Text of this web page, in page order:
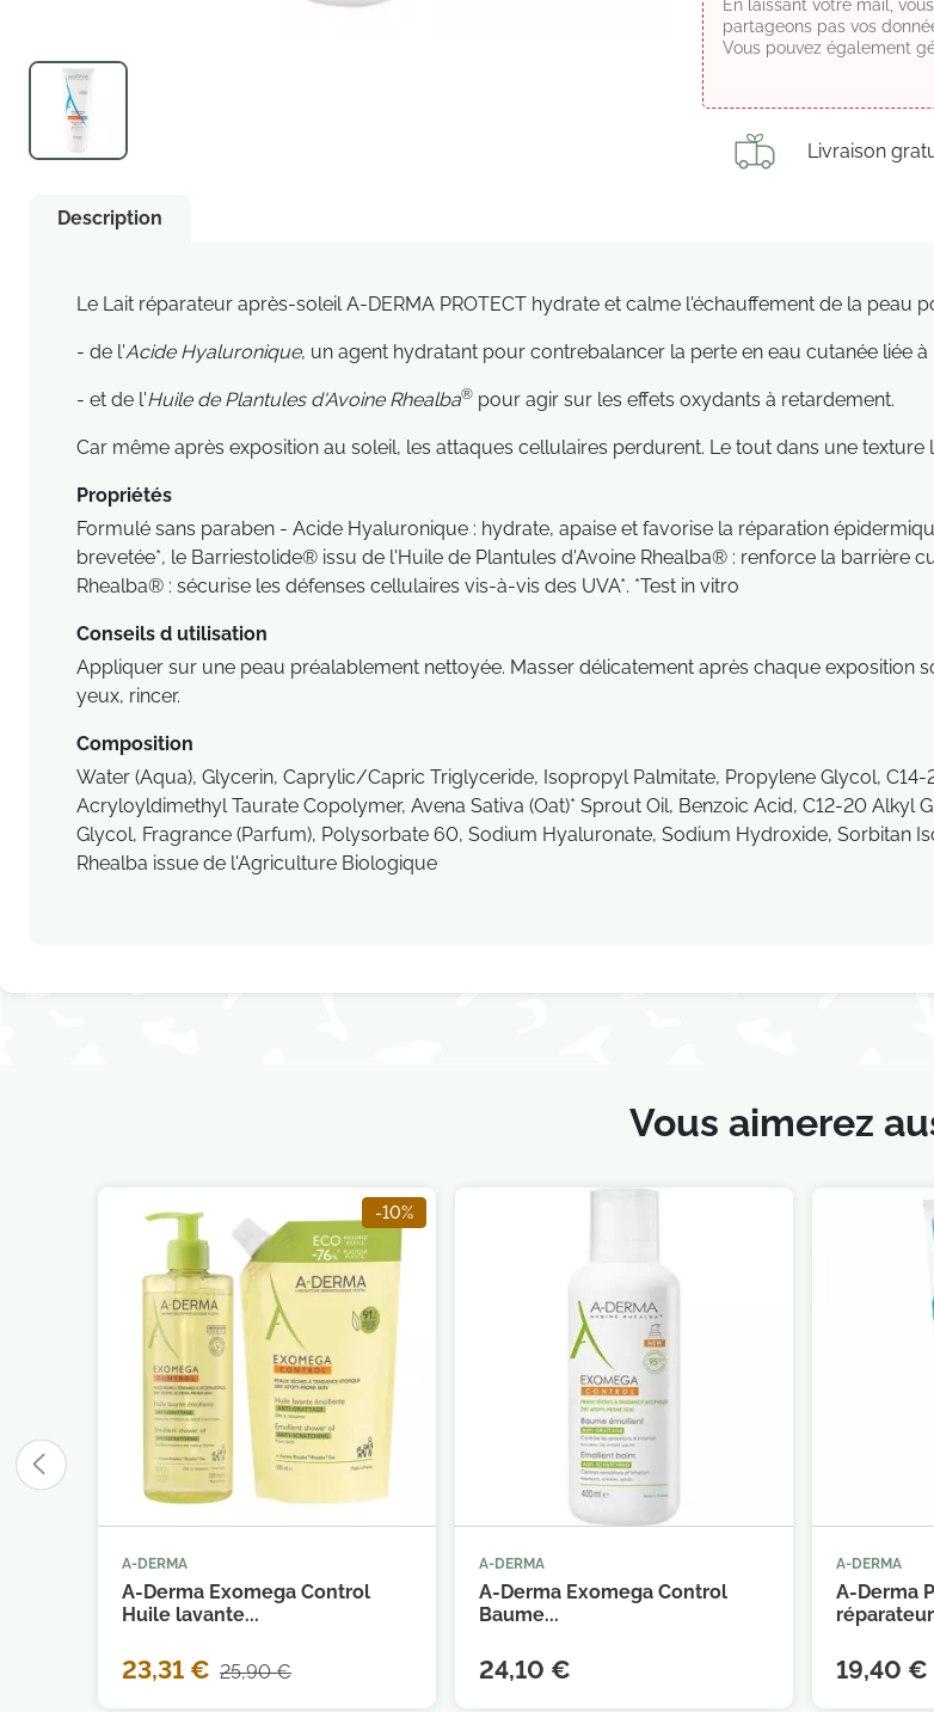
En laissant votre mail,
partageons pas vos
Vous pouvez également
Livraison
Description
Le Lait réparateur après-soleil A-DERMA PROTECT hydrate et calme l'échauffement de la peau
- de l'Acide Hyaluronique, un agent hydratant pour contrebalancer la perte en eau cutanée liée à
- et de l'Huile de Plantules d'Avoine Rhealba® pour agir sur les effets oxydants à retardement.
Car même après exposition au soleil, les attaques cellulaires perdurent. Le tout dans une
Propriétés
Formulé sans paraben - Acide Hyaluronique : hydrate, apaise et favorise la réparation
brevetée*, le Barriestolide® issu de l'Huile de Plantules d'Avoine Rhealba® : renforce la barrière
Rhealba® : sécurise les défenses cellulaires vis-à-vis des UVA*. *Test in vitro
Conseils d utilisation
Appliquer sur une peau préalablement nettoyée. Masser délicatement après chaque exposition
yeux, rincer.
Composition
Water (Aqua), Glycerin, Caprylic/Capric Triglyceride, Isopropyl Palmitate, Propylene Glycol,
Acryloyldimethyl Taurate Copolymer, Avena Sativa (Oat)* Sprout Oil, Benzoic Acid, C12-20
Glycol, Fragrance (Parfum), Polysorbate 60, Sodium Hyaluronate, Sodium Hydroxide, Sorbitan
Rhealba issue de l'Agriculture Biologique
Vous aimerez
-10%
A-DERMA
A-Derma Exomega Control
Huile lavante...
23,31 € 25,90 €
A-DERMA
A-Derma Exomega Control
Baume...
24,10 €
A-DERMA
A-Derma
19,40 €